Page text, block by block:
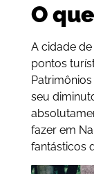
O
A cidade
pontos
Patrimônios
seu
fazer em
fantásticos